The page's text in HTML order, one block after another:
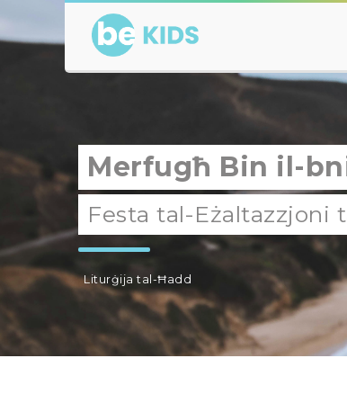
Merfugħ Bin il-
Festa tal-Eżaltazzjoni
Liturġija tal-Ħadd